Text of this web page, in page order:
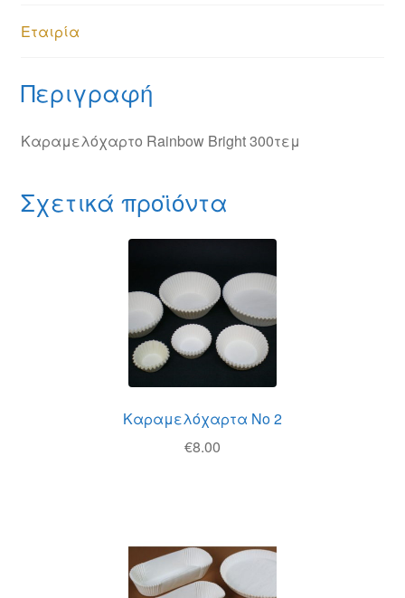
Εταιρία
Περιγραφή
Καραμελόχαρτο Rainbow Bright 300τεμ
Σχετικά προϊόντα
Καραμελόχαρτα Νο 2
€8.00